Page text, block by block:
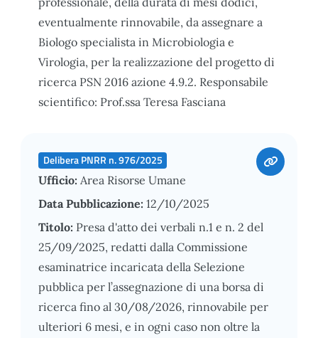
eventualmente rinnovabile, da assegnare a
Biologo specialista in Microbiologia e
Virologia, per la realizzazione del progetto di
ricerca PSN 2016 azione 4.9.2. Responsabile
scientifico: Prof.ssa Teresa Fasciana
Delibera PNRR n. 976/2025
Ufficio: Area Risorse Umane
Data Pubblicazione: 12/10/2025
Titolo: Presa d'atto dei verbali n.1 e n. 2 del
25/09/2025, redatti dalla Commissione
esaminatrice incaricata della Selezione
pubblica per l’assegnazione di una borsa di
ricerca fino al 30/08/2026, rinnovabile per
ulteriori 6 mesi, e in ogni caso non oltre la